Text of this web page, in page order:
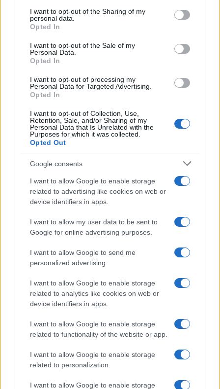
not limited to your visit or usage behaviour. You may click to
grant or deny consent to Google and its third-party tags to
use your data for below specified purposes in below Google
consent section.
I want to opt-out of the Sharing of my
personal data.
Opted In
I want to opt-out of the Sale of my
Personal Data.
Opted In
I want to opt-out of processing my
Personal Data for Targeted Advertising.
Opted In
I want to opt-out of Collection, Use,
Retention, Sale, and/or Sharing of my
Personal Data that Is Unrelated with the
Purposes for which it was collected.
Opted Out
Google consents
I want to allow Google to enable storage
related to advertising like cookies on web or
device identifiers in apps.
I want to allow my user data to be sent to
Google for online advertising purposes.
I want to allow Google to send me
personalized advertising.
I want to allow Google to enable storage
related to analytics like cookies on web or
device identifiers in apps.
I want to allow Google to enable storage
related to functionality of the website or app.
I want to allow Google to enable storage
related to personalization.
I want to allow Google to enable storage
της Ζωής μας
Οι άνθρωποι, οι αυθεντικές ιστορίες,
το ελληνικό καλοκαίρι και ένας
πολιτισμός που μας ενώνει κάθε μέρα.
ΟΣΑ ΧΡΕΙΑΖΕΣΑΙ
ΓΙΑ ΤΟ ΚΑΛΟΚΑΙΡΙ ΣΟΥ →